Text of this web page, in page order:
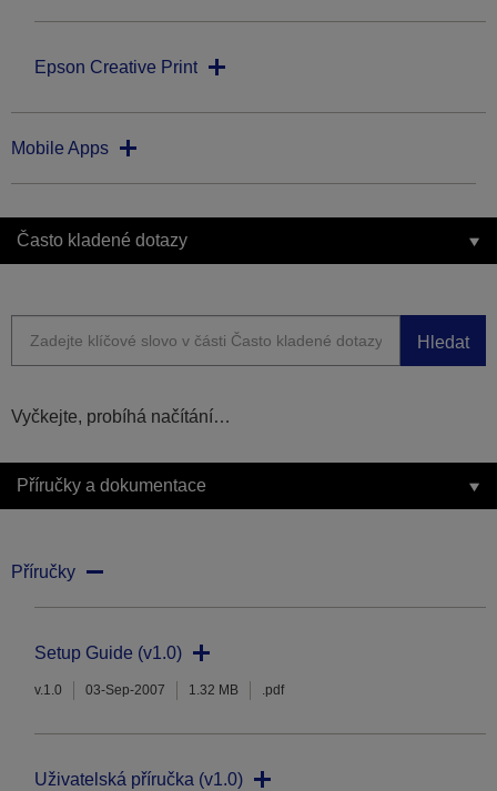
Epson Creative Print
Mobile Apps
Často kladené dotazy
Hledat
Vyčkejte, probíhá načítání…
Příručky a dokumentace
Příručky
Setup Guide (v1.0)
v.1.0 03-Sep-2007 1.32 MB .pdf
Uživatelská příručka (v1.0)